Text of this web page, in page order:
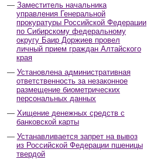
Заместитель начальника
управления Генеральной
прокуратуры Российской Федерации
по Сибирскому федеральному
округу Баир Доржиев провел
личный прием граждан Алтайского
края
Установлена административная
ответственность за незаконное
размещение биометрических
персональных данных
Хищение денежных средств с
банковской карты
Устанавливается запрет на вывоз
из Российской Федерации пшеницы
твердой